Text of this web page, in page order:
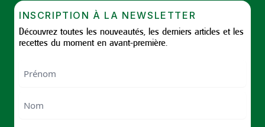
INSCRIPTION À LA NEWSLETTER
Découvrez toutes les nouveautés, les derniers articles et les
recettes du moment en avant-première.
Nom